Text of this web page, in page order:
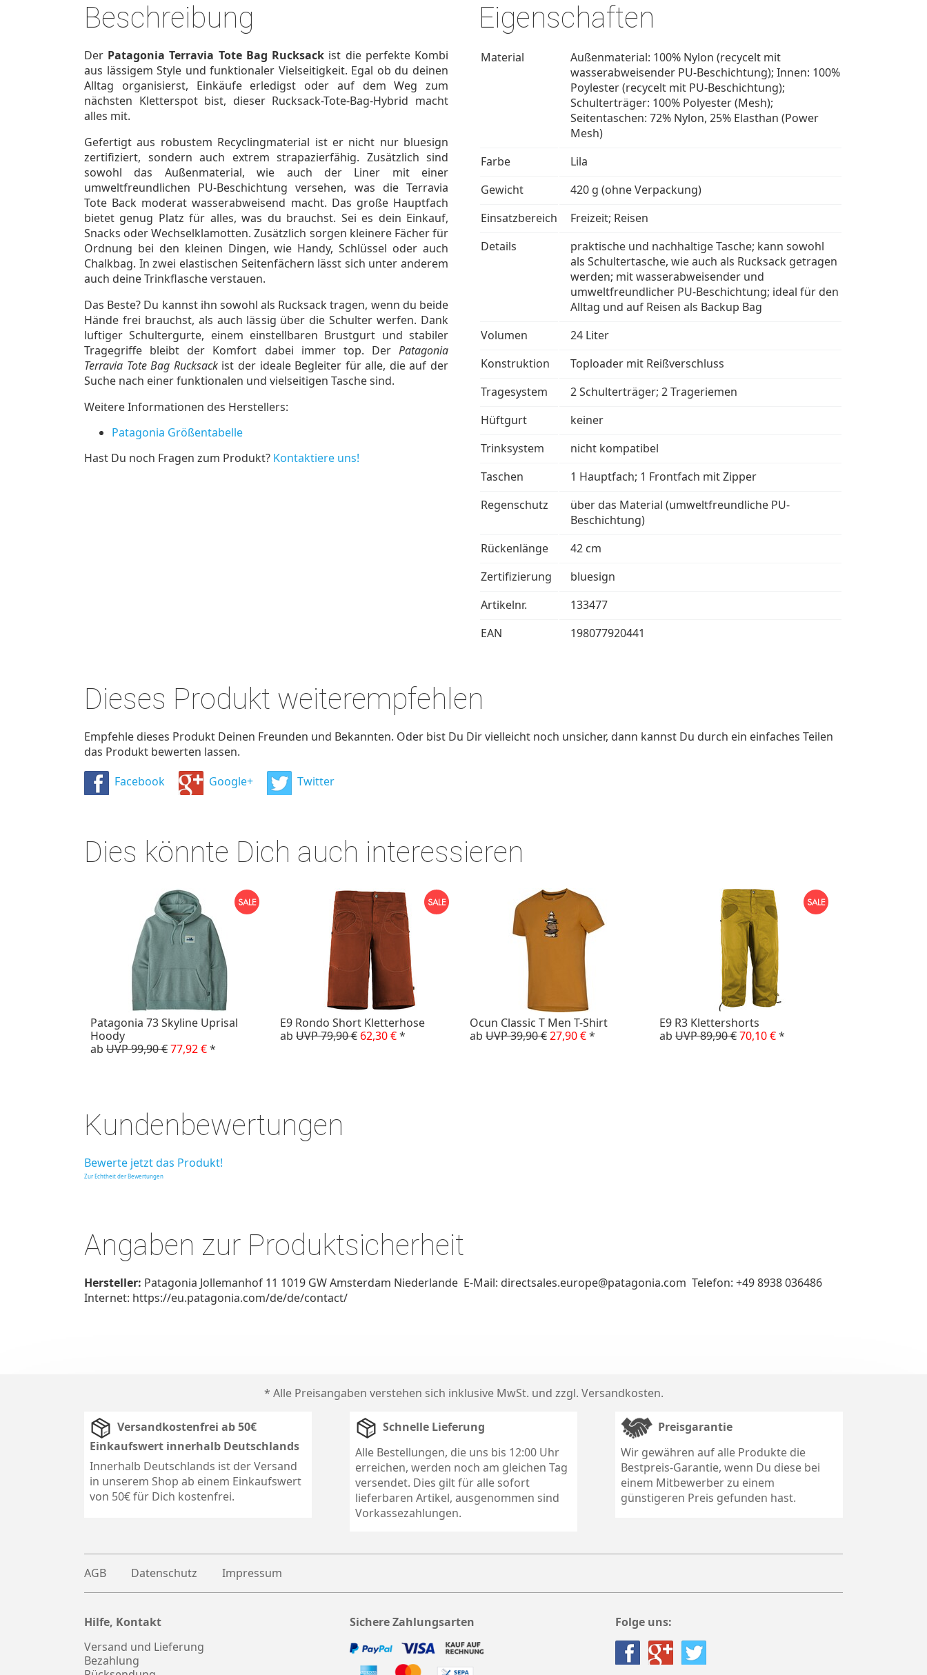
Eigenschaften
Material
Außenmaterial: 100% Nylon (recycelt mit
wasserabweisender PU-Beschichtung); Innen: 100%
Poylester (recycelt mit PU-Beschichtung);
Schulterträger: 100% Polyester (Mesh);
Seitentaschen: 72% Nylon, 25% Elasthan (Power
Mesh)
Farbe
Lila
Gewicht
420 g (ohne Verpackung)
Einsatzbereich
Freizeit; Reisen
Details
praktische und nachhaltige Tasche; kann sowohl
als Schultertasche, wie auch als Rucksack getragen
werden; mit wasserabweisender und
umweltfreundlicher PU-Beschichtung; ideal für den
Alltag und auf Reisen als Backup Bag
Volumen
24 Liter
Konstruktion
Toploader mit Reißverschluss
Tragesystem
2 Schulterträger; 2 Trageriemen
Hüftgurt
keiner
Trinksystem
nicht kompatibel
Taschen
1 Hauptfach; 1 Frontfach mit Zipper
Regenschutz
über das Material (umweltfreundliche PU-
Beschichtung)
Rückenlänge
42 cm
Zertifizierung
bluesign
Artikelnr.
133477
EAN
198077920441
Beschreibung
Der Patagonia Terravia Tote Bag Rucksack ist die perfekte Kombi
aus lässigem Style und funktionaler Vielseitigkeit. Egal ob du deinen
Alltag organisierst, Einkäufe erledigst oder auf dem Weg zum
nächsten Kletterspot bist, dieser Rucksack-Tote-Bag-Hybrid macht
alles mit.
Gefertigt aus robustem Recyclingmaterial ist er nicht nur bluesign
zertifiziert, sondern auch extrem strapazierfähig. Zusätzlich sind
sowohl das Außenmaterial, wie auch der Liner mit einer
umweltfreundlichen PU-Beschichtung versehen, was die Terravia
Tote Back moderat wasserabweisend macht. Das große Hauptfach
bietet genug Platz für alles, was du brauchst. Sei es dein Einkauf,
Snacks oder Wechselklamotten. Zusätzlich sorgen kleinere Fächer für
Ordnung bei den kleinen Dingen, wie Handy, Schlüssel oder auch
Chalkbag. In zwei elastischen Seitenfächern lässt sich unter anderem
auch deine Trinkflasche verstauen.
Das Beste? Du kannst ihn sowohl als Rucksack tragen, wenn du beide
Hände frei brauchst, als auch lässig über die Schulter werfen. Dank
luftiger Schultergurte, einem einstellbaren Brustgurt und stabiler
Tragegriffe bleibt der Komfort dabei immer top. Der Patagonia
Terravia Tote Bag Rucksackist der ideale Begleiter für alle, die auf der
Suche nach einer funktionalen und vielseitigen Tasche sind.
Weitere Informationen des Herstellers:
Patagonia Größentabelle
Hast Du noch Fragen zum Produkt? Kontaktiere uns!
Dieses Produkt weiterempfehlen
Empfehle dieses Produkt Deinen Freunden und Bekannten. Oder bist Du Dir vielleicht noch unsicher, dann kannst Du durch ein einfaches Teilen
das Produkt bewerten lassen.
Facebook
Google+ Twitter
Dies könnte Dich auch interessieren
Patagonia 73 Skyline Uprisal
Hoody
ab UVP 99,90 €77,92 €*
E9 Rondo Short Kletterhose
ab UVP 79,90 € 62,30 €*
Ocun Classic T Men T-Shirt
ab UVP 39,90 €27,90 €*
E9 R3 Klettershorts
ab UVP 89,90 €70,10 €*
Kundenbewertungen
Bewerte jetzt das Produkt!
Zur Echtheit der Bewertungen
Angaben zur Produktsicherheit
Hersteller: Patagonia Jollemanhof 11 1019 GW Amsterdam Niederlande E-Mail: directsales.europe@patagonia.com Telefon: +49 8938 036486
Internet: https://eu.patagonia.com/de/de/contact/
* Alle Preisangaben verstehen sich inklusive MwSt. und zzgl. Versandkosten.
Versandkostenfrei ab 50€
Einkaufswert innerhalb Deutschlands
Innerhalb Deutschlands ist der Versand
in unserem Shop ab einem Einkaufswert
von 50€ für Dich kostenfrei.
Schnelle Lieferung
Alle Bestellungen, die uns bis 12:00 Uhr
erreichen, werden noch am gleichen Tag
versendet. Dies gilt für alle sofort
lieferbaren Artikel, ausgenommen sind
Vorkassezahlungen.
Preisgarantie
Wir gewähren auf alle Produkte die
Bestpreis-Garantie, wenn Du diese bei
einem Mitbewerber zu einem
günstigeren Preis gefunden hast.
AGB Datenschutz Impressum
Hilfe, Kontakt
Versand und Lieferung
Bezahlung
Sichere Zahlungsarten
Folge uns: